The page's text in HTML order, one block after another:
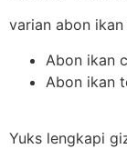
varian abon
Abon ikan
Abon ikan
Yuks lengkapi